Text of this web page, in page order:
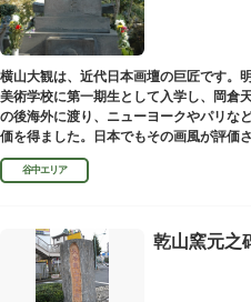
横山大観は、近代日本画壇の巨匠です。
美術学校に第一期生として入学し、岡倉
の後海外に渡り、ニューヨークやパリな
価を得ました。日本でもその画風が評価
となりました。お墓は谷中霊園にあります
谷中エリア
乾山窯元之